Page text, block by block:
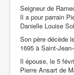
Seigneur de
Il a pour parrain
Danielle Louise
Son père décède
1695 à Saint-
Il épouse, le 5
Pierre Ansart de